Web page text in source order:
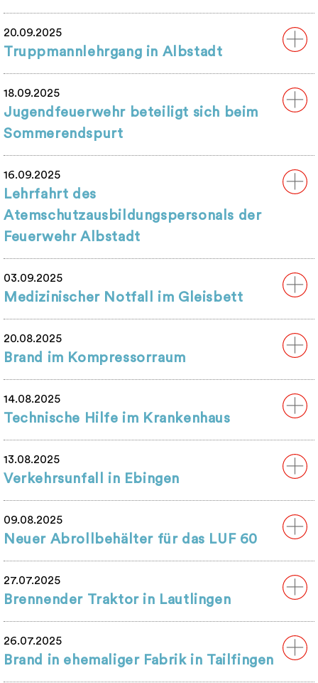
20.09.2025
Truppmannlehrgang in Albstadt
18.09.2025
Jugendfeuerwehr beteiligt sich beim
Sommerendspurt
16.09.2025
Lehrfahrt des
Atemschutzausbildungspersonals der
Feuerwehr Albstadt
03.09.2025
Medizinischer Notfall im Gleisbett
20.08.2025
Brand im Kompressorraum
14.08.2025
Technische Hilfe im Krankenhaus
13.08.2025
Verkehrsunfall in Ebingen
09.08.2025
Neuer Abrollbehälter für das LUF 60
27.07.2025
Brennender Traktor in Lautlingen
26.07.2025
Brand in ehemaliger Fabrik in Tailfingen